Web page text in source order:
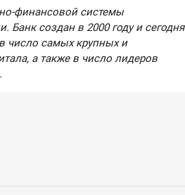
финансовой системы
создан в 2000 году и сегодня
число самых крупных и
а также в число лидеров